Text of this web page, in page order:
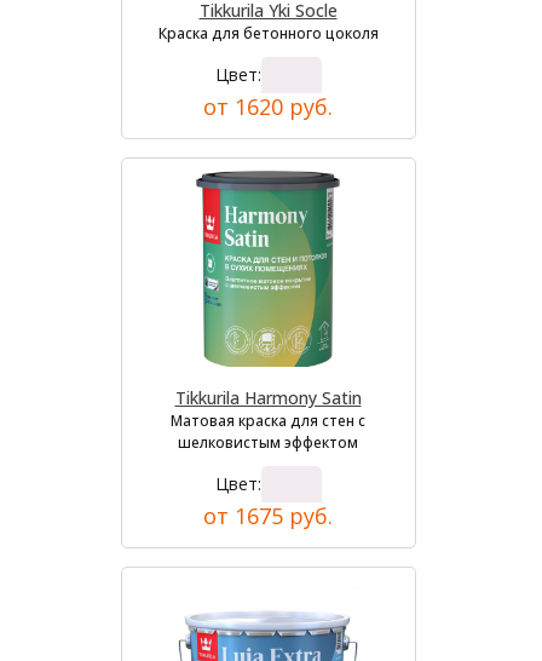
Tikkurila Yki Socle
Краска для бетонного цоколя
Цвет:
от 1620 руб.
Tikkurila Harmony Satin
Матовая краска для стен с
шелковистым эффектом
Цвет:
от 1675 руб.